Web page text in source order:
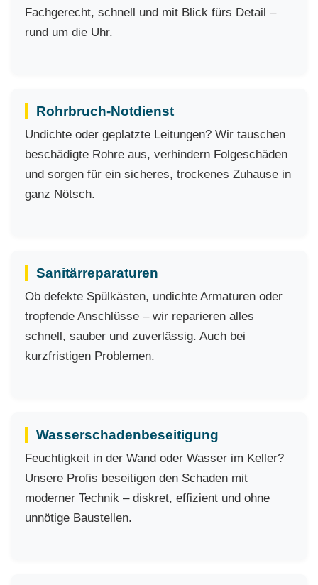
Fachgerecht, schnell und mit Blick fürs Detail –
rund um die Uhr.
Rohrbruch-Notdienst
Undichte oder geplatzte Leitungen? Wir tauschen
beschädigte Rohre aus, verhindern Folgeschäden
und sorgen für ein sicheres, trockenes Zuhause in
ganz Nötsch.
Sanitärreparaturen
Ob defekte Spülkästen, undichte Armaturen oder
tropfende Anschlüsse – wir reparieren alles
schnell, sauber und zuverlässig. Auch bei
kurzfristigen Problemen.
Wasserschadenbeseitigung
Feuchtigkeit in der Wand oder Wasser im Keller?
Unsere Profis beseitigen den Schaden mit
moderner Technik – diskret, effizient und ohne
unnötige Baustellen.